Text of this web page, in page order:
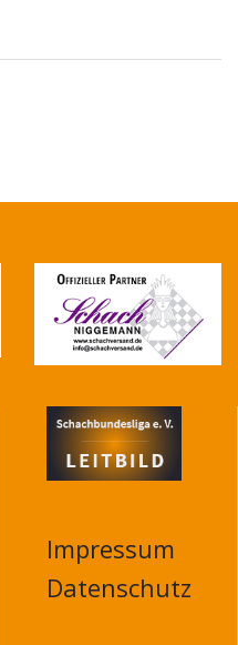
Impressum
Datenschutz